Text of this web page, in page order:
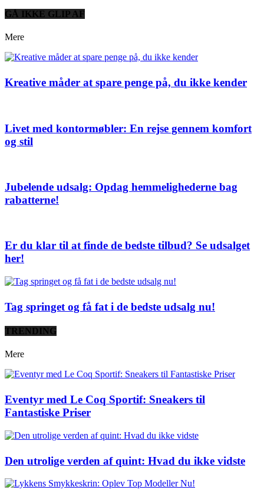
GÅ IKKE GLIP AF
Mere
Kreative måder at spare penge på, du ikke kender
Livet med kontormøbler: En rejse gennem komfort
og stil
Jubelende udsalg: Opdag hemmelighederne bag
rabatterne!
Er du klar til at finde de bedste tilbud? Se udsalget
her!
Tag springet og få fat i de bedste udsalg nu!
TRENDING
Mere
Eventyr med Le Coq Sportif: Sneakers til
Fantastiske Priser
Den utrolige verden af quint: Hvad du ikke vidste